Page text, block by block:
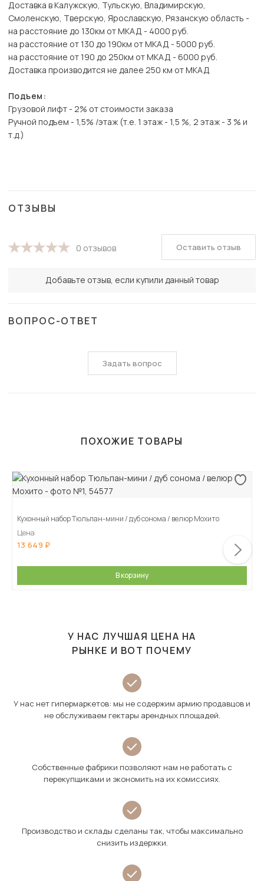
Доставка в Калужскую, Тульскую, Владимирскую,
Смоленскую, Тверскую, Ярославскую, Рязанскую область -
на расстояние до 130км от МКАД - 4000 руб.
на расстояние от 130 до 190км от МКАД - 5000 руб.
на расстояние от 190 до 250км от МКАД - 6000 руб.
Доставка производится не далее 250 км от МКАД
Подъем:
Грузовой лифт - 2% от стоимости заказа
Ручной подъем - 1,5% /этаж (т.е. 1 этаж - 1,5 %, 2 этаж - 3 % и
т.д.)
ОТЗЫВЫ
0 отзывов
Добавьте отзыв, если купили данный товар
Оставить отзыв
ВОПРОС-ОТВЕТ
Задать вопрос
ПОХОЖИЕ ТОВАРЫ
Кухонный набор Тюльпан-мини / дуб сонома / велюр Мохито
Цена
13 649
В корзину
У НАС ЛУЧШАЯ ЦЕНА НА
РЫНКЕ И ВОТ ПОЧЕМУ
У нас нет гипермаркетов: мы не содержим армию продавцов и
не обслуживаем гектары арендных площадей.
Собственные фабрики позволяют нам не работать с
перекупщиками и экономить на их комиссиях.
Производство и склады сделаны так, чтобы максимально
снизить издержки.